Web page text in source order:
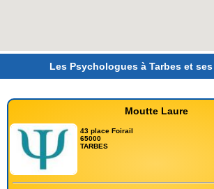
Les Psychologues à Tarbes et
Moutte Laure
43 place Foirail
65000
TARBES